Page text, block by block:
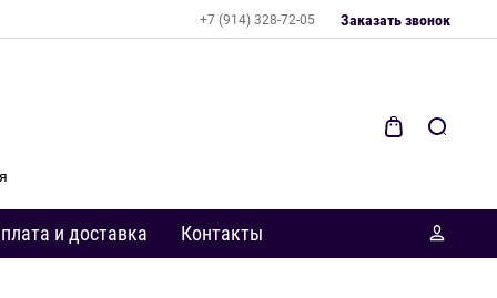
+7 (914) 328-72-05 Заказать звонок
и доставка Контакты